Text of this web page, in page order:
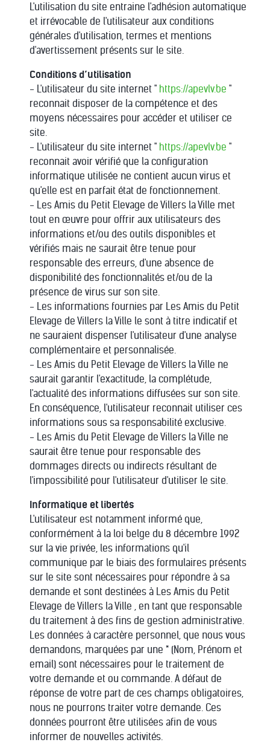
L'utilisation du site entraine l'adhésion automatique
et irrévocable de l'utilisateur aux conditions
générales d'utilisation, termes et mentions
d'avertissement présents sur le site.
Conditions d’utilisation
- L'utilisateur du site internet " https://apevlv.be "
reconnait disposer de la compétence et des
moyens nécessaires pour accéder et utiliser ce
site.
- L'utilisateur du site internet " https://apevlv.be "
reconnait avoir vérifié que la configuration
informatique utilisée ne contient aucun virus et
qu'elle est en parfait état de fonctionnement.
- Les Amis du Petit Elevage de Villers la Ville met
tout en œuvre pour offrir aux utilisateurs des
informations et/ou des outils disponibles et
vérifiés mais ne saurait être tenue pour
responsable des erreurs, d'une absence de
disponibilité des fonctionnalités et/ou de la
présence de virus sur son site.
- Les informations fournies par Les Amis du Petit
Elevage de Villers la Ville le sont à titre indicatif et
ne sauraient dispenser l'utilisateur d'une analyse
complémentaire et personnalisée.
- Les Amis du Petit Elevage de Villers la Ville ne
saurait garantir l'exactitude, la complétude,
l'actualité des informations diffusées sur son site.
En conséquence, l'utilisateur reconnait utiliser ces
informations sous sa responsabilité exclusive.
- Les Amis du Petit Elevage de Villers la Ville ne
saurait être tenue pour responsable des
dommages directs ou indirects résultant de
l'impossibilité pour l'utilisateur d'utiliser le site.
Informatique et libertés
L'utilisateur est notamment informé que,
conformément à la loi belge du 8 décembre 1992
sur la vie privée, les informations qu'il
communique par le biais des formulaires présents
sur le site sont nécessaires pour répondre à sa
demande et sont destinées à Les Amis du Petit
Elevage de Villers la Ville , en tant que responsable
du traitement à des fins de gestion administrative.
Les données à caractère personnel, que nous vous
demandons, marquées par une * (Nom, Prénom et
email) sont nécessaires pour le traitement de
votre demande et ou commande. A défaut de
réponse de votre part de ces champs obligatoires,
nous ne pourrons traiter votre demande. Ces
données pourront être utilisées afin de vous
informer de nouvelles activités.